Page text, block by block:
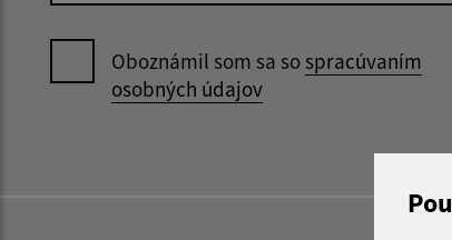
Oboznámil som sa sospracúvaním
osobných údajov